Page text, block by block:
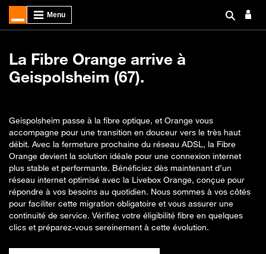
La Fibre Orange arrive à
Geispolsheim (67).
Geispolsheim passe à la fibre optique, et Orange vous
accompagne pour une transition en douceur vers le très haut
débit. Avec la fermeture prochaine du réseau ADSL, la Fibre
Orange devient la solution idéale pour une connexion internet
plus stable et performante. Bénéficiez dès maintenant d’un
réseau internet optimisé avec la Livebox Orange, conçue pour
répondre à vos besoins au quotidien. Nous sommes à vos côtés
pour faciliter cette migration obligatoire et vous assurer une
continuité de service. Vérifiez votre éligibilité fibre en quelques
clics et préparez-vous sereinement à cette évolution.